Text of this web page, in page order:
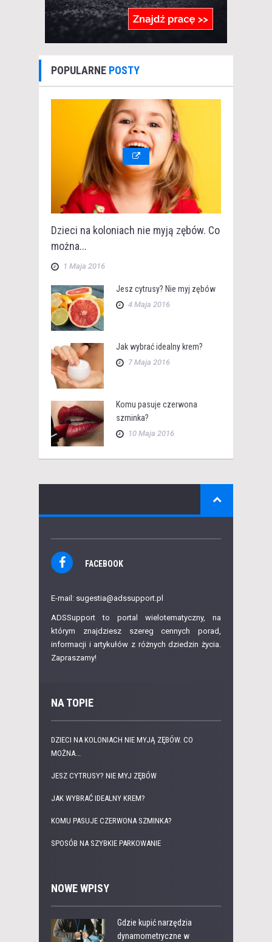
POPULARNE POSTY
Dzieci na koloniach nie myją zębów. Co
można...
1 Maja 2016
Jesz cytrusy? Nie myj zębów
4 Maja 2016
Jak wybrać idealny krem?
7 Maja 2016
Komu pasuje czerwona
szminka?
10 Maja 2016
FACEBOOK
E-mail: sugestia@adssupport.pl
ADSSupport to portal wielotematyczny, na
którym znajdziesz szereg cennych porad,
informacji i artykułów z różnych dziedzin życia.
Zapraszamy!
NA TOPIE
DZIECI NA KOLONIACH NIE MYJĄ ZĘBÓW. CO
MOŻNA...
JESZ CYTRUSY? NIE MYJ ZĘBÓW
JAK WYBRAĆ IDEALNY KREM?
KOMU PASUJE CZERWONA SZMINKA?
SPOSÓB NA SZYBKIE PARKOWANIE
NOWE WPISY
Gdzie kupić narzędzia
dynamometryczne w